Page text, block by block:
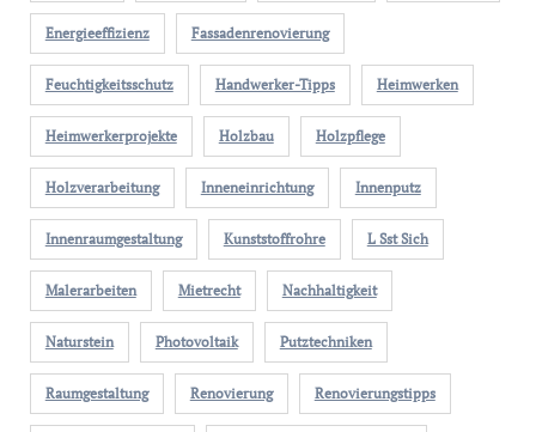
Energieeffizienz Fassadenrenovierung
Feuchtigkeitsschutz Handwerker-Tipps Heimwerken
Heimwerkerprojekte Holzbau Holzpflege
Holzverarbeitung Inneneinrichtung Innenputz
Innenraumgestaltung Kunststoffrohre L Sst Sich
Malerarbeiten Mietrecht Nachhaltigkeit
Naturstein Photovoltaik Putztechniken
Raumgestaltung Renovierung Renovierungstipps